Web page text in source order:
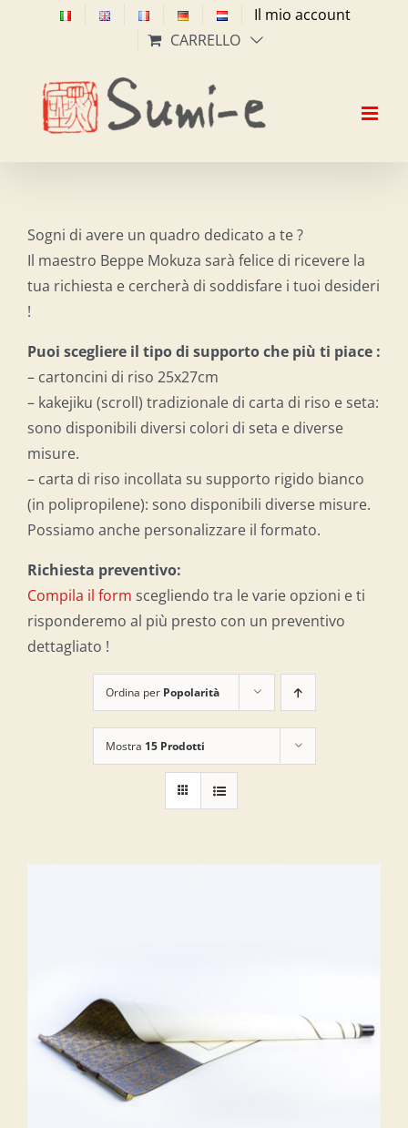
Il mio account
CARRELLO
Sogni di avere un quadro dedicato a te ?
Il maestro Beppe Mokuza sarà felice di ricevere la
tua richiesta e cercherà di soddisfare i tuoi desideri
!
Puoi scegliere il tipo di supporto che più ti piace :
– cartoncini di riso 25x27cm
– kakejiku (scroll) tradizionale di carta di riso e seta:
sono disponibili diversi colori di seta e diverse
misure.
– carta di riso incollata su supporto rigido bianco
(in polipropilene): sono disponibili diverse misure.
Possiamo anche personalizzare il formato.
Richiesta preventivo:
Compila il form scegliendo tra le varie opzioni e ti
risponderemo al più presto con un preventivo
dettagliato !
Ordina per Popolarità
Mostra 15 Prodotti